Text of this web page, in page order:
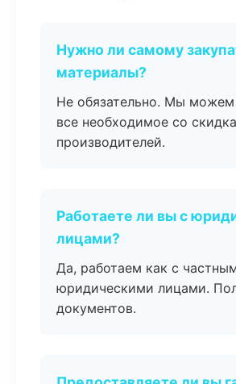
Нужно ли самому
материалы?
Не обязательно. Мы можем
все необходимое со
производителей.
Работаете ли вы с
лицами?
Да, работаем как с
юридическими лицами.
документов.